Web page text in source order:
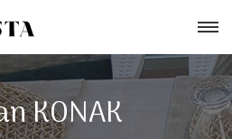
KONAK